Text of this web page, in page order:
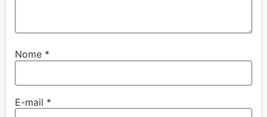
Nome *
E-mail *